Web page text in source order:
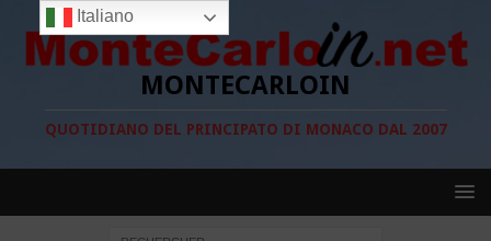
MONTECARLOIN
QUOTIDIANO DEL PRINCIPATO DI MONACO DAL 2007
Italiano